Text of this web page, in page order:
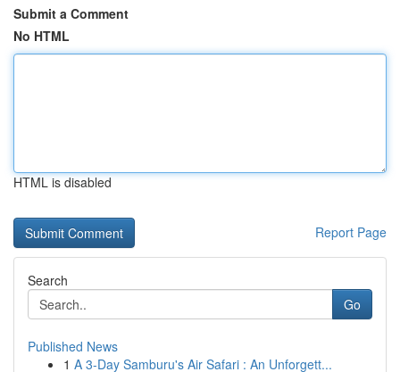
Submit a Comment
No HTML
HTML is disabled
Report Page
Search
Go
Published News
1 A 3-Day Samburu's Air Safari : An Unforgett...